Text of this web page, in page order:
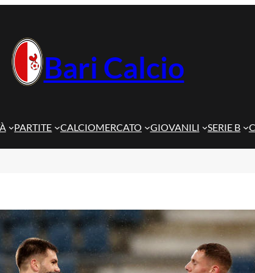
Bari Calcio
PARTITE CALCIOMERCATO GIOVANILI SERIE B